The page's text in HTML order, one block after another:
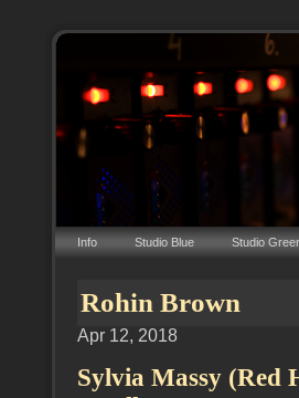
Info Studio Blue Studio
Rohin Brown
Apr 12, 2018
Sylvia Massy (Red